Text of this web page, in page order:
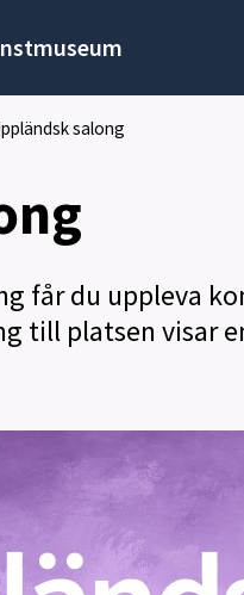
salong
får du uppleva
till platsen visar